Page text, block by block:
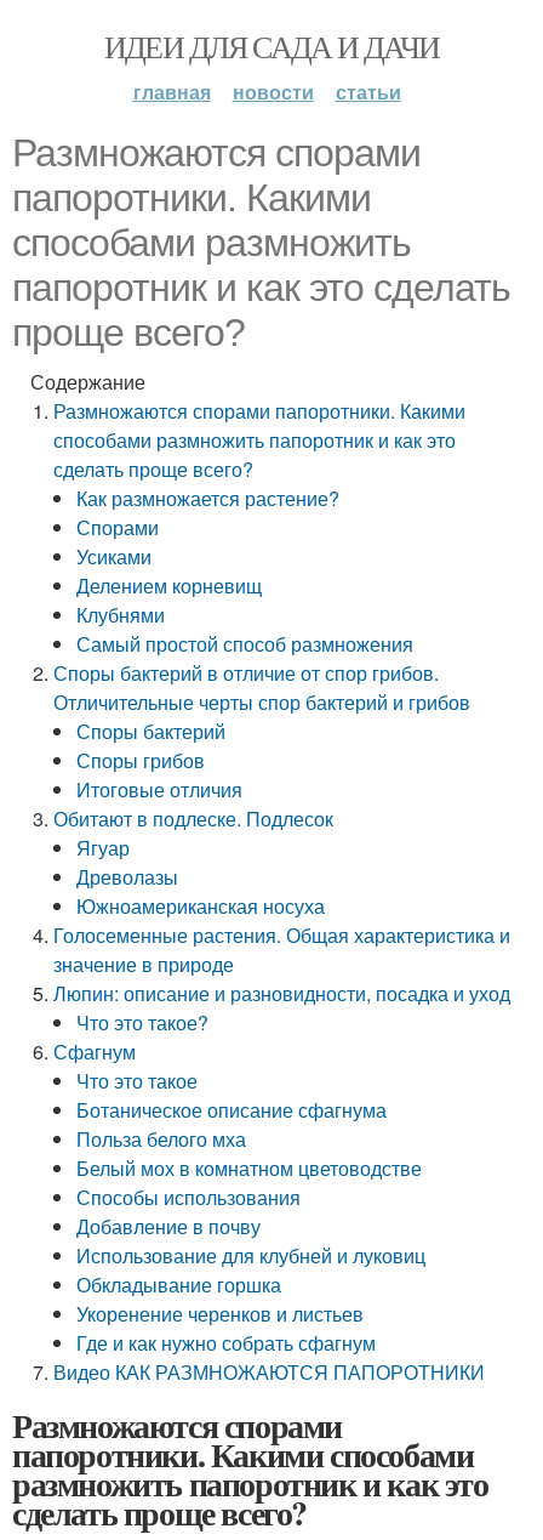
ИДЕИ ДЛЯ САДА И ДАЧИ
главная новости статьи
Размножаются спорами
папоротники. Какими
способами размножить
папоротник и как это сделать
проще всего?
Содержание
Размножаются спорами папоротники. Какими
способами размножить папоротник и как это
сделать проще всего?
Как размножается растение?
Спорами
Усиками
Делением корневищ
Клубнями
Самый простой способ размножения
Споры бактерий в отличие от спор грибов.
Отличительные черты спор бактерий и грибов
Споры бактерий
Споры грибов
Итоговые отличия
Обитают в подлеске. Подлесок
Ягуар
Древолазы
Южноамериканская носуха
Голосеменные растения. Общая характеристика и
значение в природе
Люпин: описание и разновидности, посадка и уход
Что это такое?
Сфагнум
Что это такое
Ботаническое описание сфагнума
Польза белого мха
Белый мох в комнатном цветоводстве
Способы использования
Добавление в почву
Использование для клубней и луковиц
Обкладывание горшка
Укоренение черенков и листьев
Где и как нужно собрать сфагнум
Видео КАК РАЗМНОЖАЮТСЯ ПАПОРОТНИКИ
Размножаются спорами
папоротники. Какими способами
размножить папоротник и как это
сделать проще всего?